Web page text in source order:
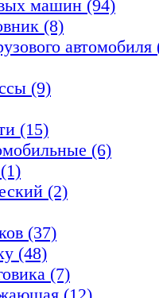
машин (94)
(8)
автомобиля
(9)
(15)
(6)
(2)
(37)
(48)
(7)